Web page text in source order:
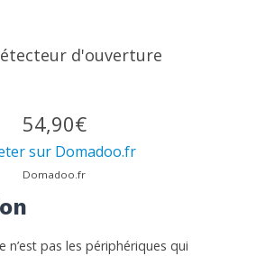
d'ouverture
54,90€
sur Domadoo.fr
Domadoo.fr
n’est pas les périphériques qui